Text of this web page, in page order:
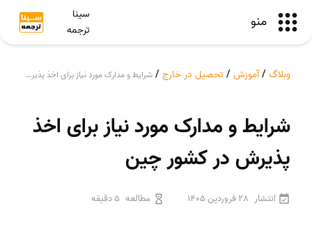
منو
سینا
ترجمه
وبلاگ /آموزش / تحصیل در خارج / شرایط و مدارک مورد نیاز برای اخذ پذیرش در کشور چین
شرایط و مدارک مورد نیاز برای اخذ
پذیرش در کشور چین
انتشار 28 فروردین 1405 مطالعه 5 دقیقه